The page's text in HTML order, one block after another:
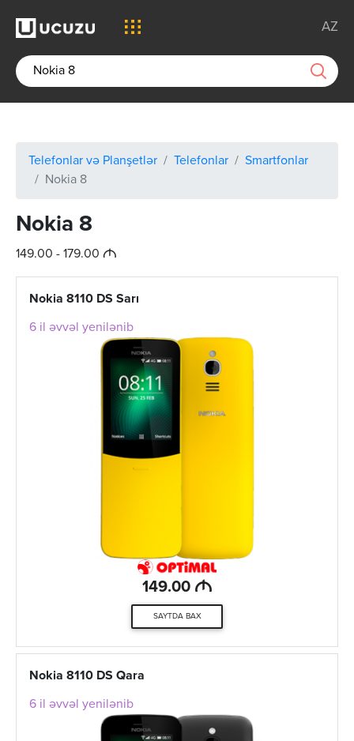
AZ
Telefonlar və Planşetlər Telefonlar
Smartfonlar
Nokia 8
Nokia 8
149.00 - 179.00 M
Nokia 8110 DS Sarı
6 il əvvəl yenilənib
149.00 M
SAYTDA BAX
Nokia 8110 DS Qara
6 il əvvəl yenilənib